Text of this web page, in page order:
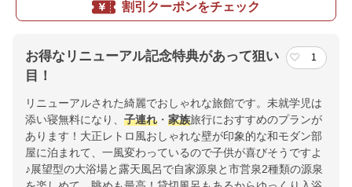
割引クーポンをチェック
お得なリニューアル記念特典があって狙い
目！
1
リニューアルされた綺麗でおしゃれな旅館です。未就学児は
添い寝無料になり、 子連れ ・ 家族旅行におすすめのプランが
あります！大正レトロ風おしゃれな壁が印象的な和モダン部
屋に泊まれて、一風変わっているので子供が喜びそうですよ
♪展望型の大浴場と露天風呂で自家源泉と市営泉2種類の源泉